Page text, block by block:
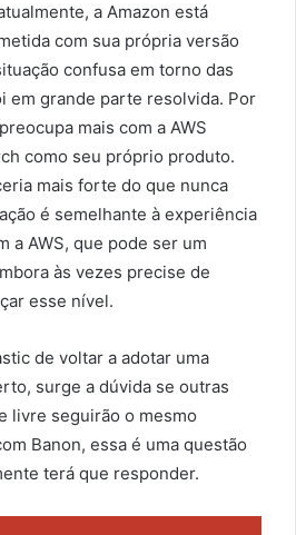
a Amazon está
com sua própria versão
confusa em torno das
em grande parte resolvida. Por
mais com a AWS
como seu próprio produto.
mais forte do que nunca
é semelhante à experiência
a AWS, que pode ser um
às vezes precise de
esse nível.
de voltar a adotar uma
surge a dúvida se outras
livre seguirão o mesmo
Banon, essa é uma questão
terá que responder.